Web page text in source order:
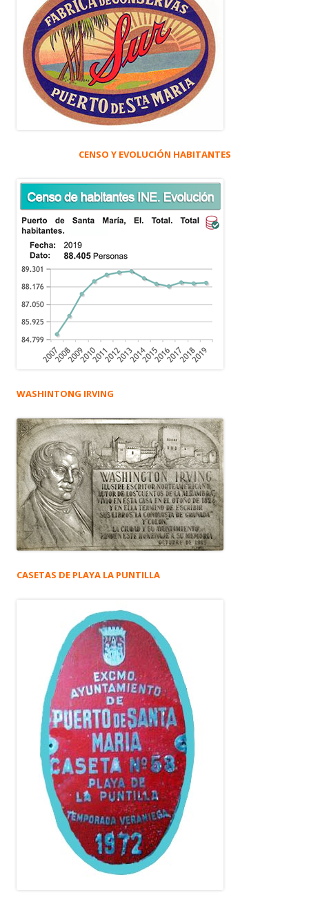
CENSO Y EVOLUCIÓN HABITANTES
WASHINTONG IRVING
CASETAS DE PLAYA LA PUNTILLA